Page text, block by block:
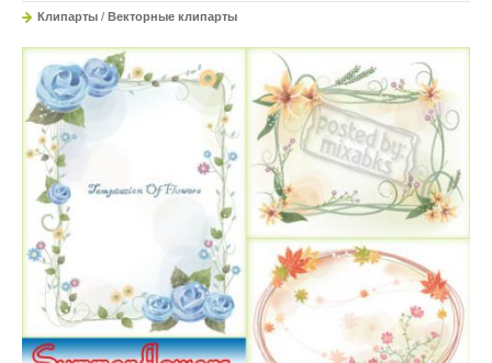
Клипарты / Векторные клипарты